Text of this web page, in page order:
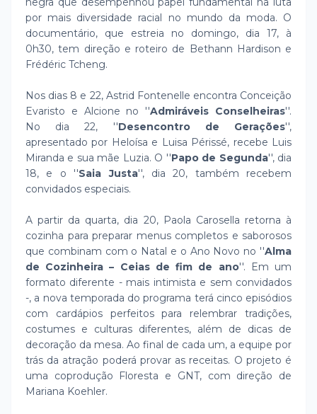
por mais diversidade racial no mundo da moda. O
documentário, que estreia no domingo, dia 17, à
0h30, tem direção e roteiro de Bethann Hardison e
Frédéric Tcheng.
Nos dias 8 e 22, Astrid Fontenelle encontra Conceição
Evaristo e Alcione no ''Admiráveis Conselheiras''.
No dia 22, ''Desencontro de Gerações'',
apresentado por Heloísa e Luisa Périssé, recebe Luis
Miranda e sua mãe Luzia. O ''Papo de Segunda'', dia
18, e o ''Saia Justa'', dia 20, também recebem
convidados especiais.
A partir da quarta, dia 20, Paola Carosella retorna à
cozinha para preparar menus completos e saborosos
que combinam com o Natal e o Ano Novo no ''Alma
de Cozinheira – Ceias de fim de ano''. Em um
formato diferente - mais intimista e sem convidados
-, a nova temporada do programa terá cinco episódios
com cardápios perfeitos para relembrar tradições,
costumes e culturas diferentes, além de dicas de
decoração da mesa. Ao final de cada um, a equipe por
trás da atração poderá provar as receitas. O projeto é
uma coprodução Floresta e GNT, com direção de
Mariana Koehler.